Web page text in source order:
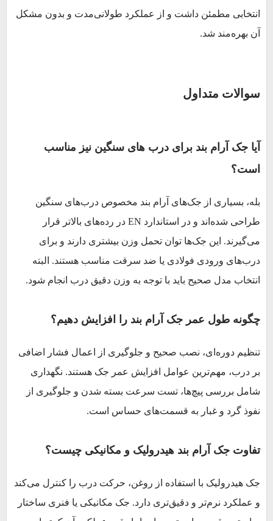
انتخابی مطمئن داشت و از عملکرد طولانی‌مدت و بدون مشکل
آن بهره‌مند شد.
سوالات متداول
آیا جک آرام بند برای درب های سنگین نیز مناسب
است؟
بله، بسیاری از جک‌های آرام بند مخصوص درب‌های سنگین
طراحی شده‌اند و در استاندارد EN در رده‌های بالاتر قرار
می‌گیرند. این جک‌ها توان تحمل وزن بیشتری دارند و برای
درب‌های ورودی فولادی یا ضد سرقت مناسب هستند. البته
انتخاب مدل صحیح باید با توجه به وزن دقیق درب انجام شود.
چگونه طول عمر جک آرام بند را افزایش دهیم؟
تنظیم دوره‌ای، نصب صحیح و جلوگیری از اعمال فشار اضافی
بر درب، مهم‌ترین عوامل افزایش عمر جک هستند. نگهداری
شامل بررسی پیچ‌ها، تست سرعت بسته شدن و جلوگیری از
نفوذ گرد و غبار به قسمت‌های حساس است.
تفاوت جک آرام بند هیدرولیک و مکانیکی چیست؟
جک هیدرولیک با استفاده از روغن، حرکت درب را کنترل می‌کند
و عملکرد نرم‌تر و دقیق‌تری دارد. جک مکانیکی یا فنری ساختار